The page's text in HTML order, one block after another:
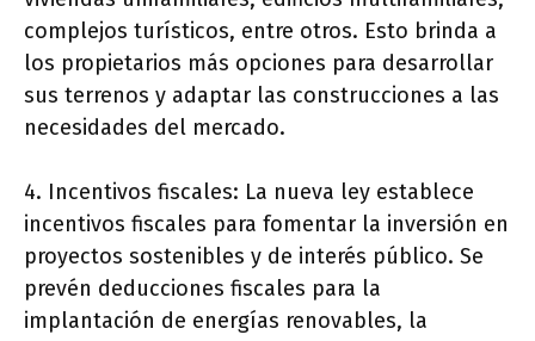
complejos turísticos, entre otros. Esto brinda a
los propietarios más opciones para desarrollar
sus terrenos y adaptar las construcciones a las
necesidades del mercado.
4. Incentivos fiscales: La nueva ley establece
incentivos fiscales para fomentar la inversión en
proyectos sostenibles y de interés público. Se
prevén deducciones fiscales para la
implantación de energías renovables, la